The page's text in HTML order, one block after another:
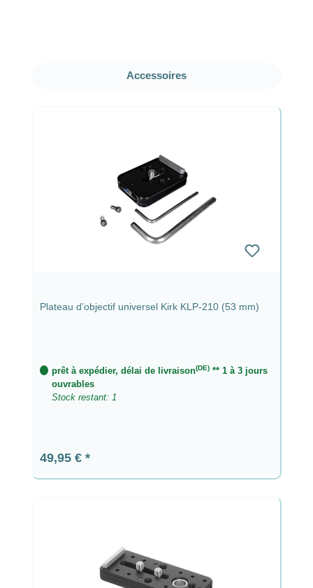
Ignorer la galerie de produits
Accessoires
Plateau d’objectif universel Kirk KLP-210 (53 mm)
prêt à expédier, délai de livraison(DE)** 1 à 3 jours
ouvrables
Stock restant: 1
Prix régulier :
49,95 €